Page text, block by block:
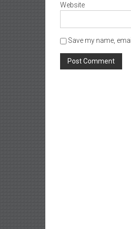
Website
Save my name,